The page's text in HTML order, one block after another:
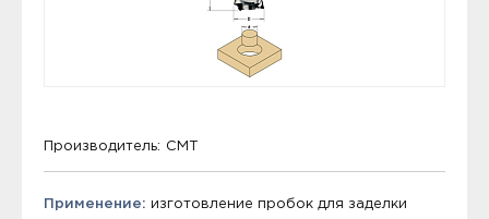
Производитель: CMT
Применение: изготовление пробок для заделки